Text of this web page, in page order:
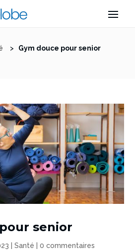
> Gym douce pour senior
senior
|Santé |0 commentaires